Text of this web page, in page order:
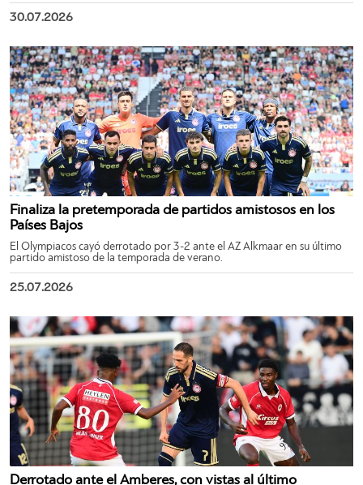
30.07.2026
Finaliza la pretemporada de partidos amistosos en los
Países Bajos
El Olympiacos cayó derrotado por 3-2 ante el AZ Alkmaar en su último
partido amistoso de la temporada de verano.
25.07.2026
Derrotado ante el Amberes, con vistas al último